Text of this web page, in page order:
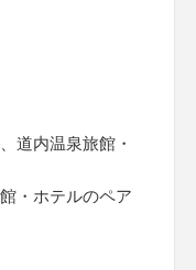
道内温泉旅館・
・ホテルのペア